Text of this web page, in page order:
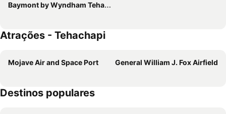
Baymont by Wyndham Tehachapi
Atrações - Tehachapi
Mojave Air and Space Port General William J. Fox Airfield
Destinos populares